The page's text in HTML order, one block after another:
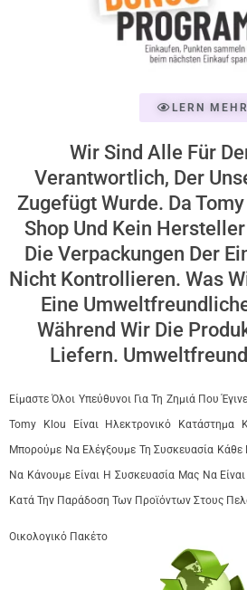
LERN MEHR
Wir Sind Alle Für
Verantwortlich, Der
Zugefügt Wurde. Da
Shop Und Kein
Die Verpackungen Der
Nicht Kontrollieren. Was
Eine
Während Wir Die
Liefern.
Είμαστε Όλοι Υπεύθυνοι Για Τη Ζημιά Που
Tomy Klou Είναι Ηλεκτρονικό Κατάστημα
Μπορούμε Να Ελέγξουμε Τη Συσκευασία
Να Κάνουμε Είναι Η Συσκευασία Μας Να
Κατά Την Παράδοση Των Προϊόντων Στους
Οικολογικό Πακέτο